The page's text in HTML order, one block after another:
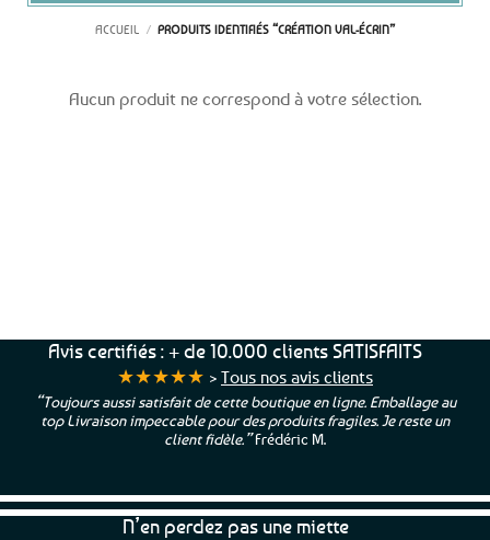
ACCUEIL / PRODUITS IDENTIFIÉS “CRÉATION VAL-ÉCRIN”
Aucun produit ne correspond à votre sélection.
Avis certifiés : + de 10.000 clients SATISFAITS
★★★★★ > Tous nos avis clients
“Toujours aussi satisfait de cette boutique en ligne. Emballage au
top Livraison impeccable pour des produits fragiles. Je reste un
client fidèle.”Frédéric M.
N’en perdez pas une miette